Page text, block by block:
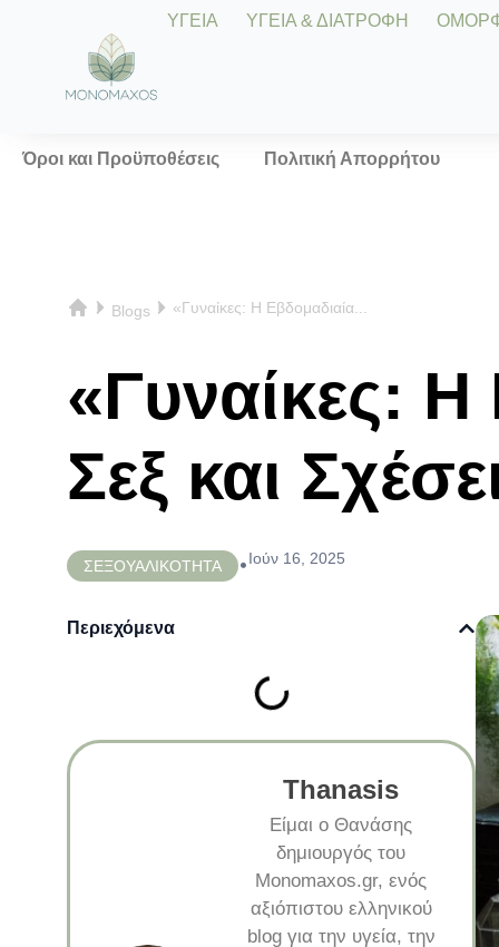
ΥΓΕΙΑ ΥΓΕΙΑ & ΔΙΑΤΡΟΦΗ
Όροι και Προϋποθέσεις Πολιτική Απορρήτου
Blogs «Γυναίκες: Η Εβδομαδιαία...
«Γυναίκες: Η
Σεξ και
ΣΕΞΟΥΑΛΙΚΟΤΗΤΑ •Ιούν 16, 2025
Περιεχόμενα
Thanasis
Είμαι ο Θανάσης
δημιουργός του
Monomaxos.gr, ενός
αξιόπιστου ελληνικού
blog για την υγεία, την